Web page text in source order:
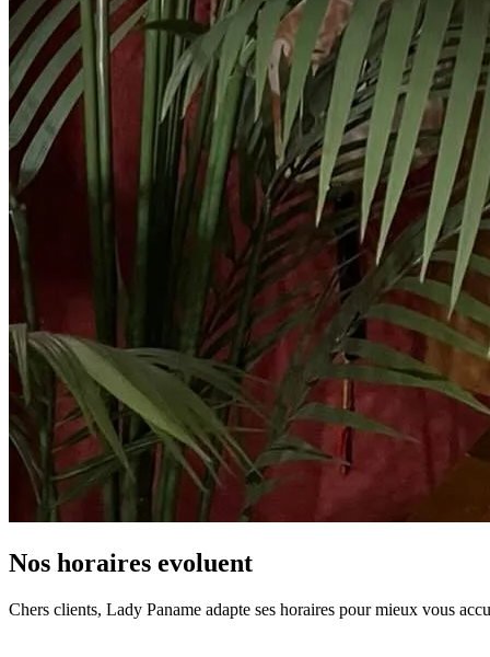
Nos horaires evoluent
Chers clients, Lady Paname adapte ses horaires pour mieux vous